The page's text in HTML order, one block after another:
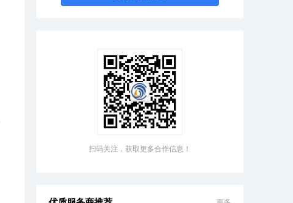
扫码关注，获取更多合作信息！